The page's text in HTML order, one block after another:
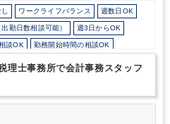
ワークライフバランス 週数日OK
勤日数相談可能） 週3日からOK
談OK 勤務開始時間の相談OK
時早め
ィスカジュアルOK
理士事務所で会計事務スタッフ